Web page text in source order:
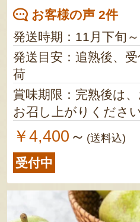
お客様の声 2件
発送時期：11月下旬
発送目安：追熟後、
荷
賞味期限：完熟後は
お召し上がりください
￥4,400 ～ (送料込)
受付中